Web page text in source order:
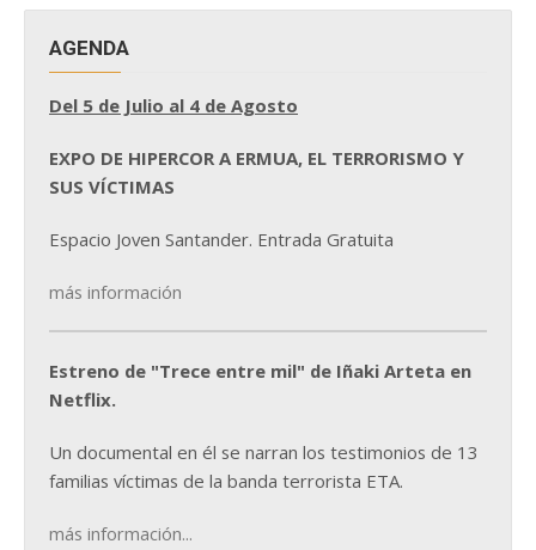
AGENDA
Del 5 de Julio al 4 de Agosto
EXPO DE HIPERCOR A ERMUA, EL TERRORISMO Y
SUS VÍCTIMAS
Espacio Joven Santander. Entrada Gratuita
más información
Estreno de "Trece entre mil" de Iñaki Arteta en
Netflix.
Un documental en él se narran los testimonios de 13
familias víctimas de la banda terrorista ETA.
más información...